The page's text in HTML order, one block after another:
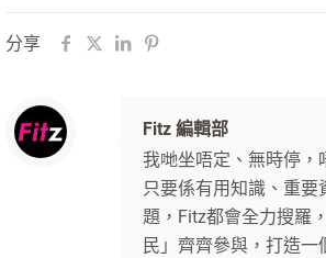
分享
Fitz 編輯部
我哋坐唔定、無時停，
只要係有用知識、重要
題，Fitz都會全力搜羅
民」齊齊參與，打造